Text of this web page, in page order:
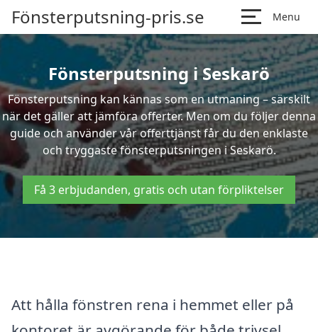
Fönsterputsning-pris.se Menu
Fönsterputsning i Seskarö
Fönsterputsning kan kännas som en utmaning – särskilt
när det gäller att jämföra offerter. Men om du följer denna
guide och använder vår offerttjänst får du den enklaste
och tryggaste fönsterputsningen i Seskarö.
Få 3 erbjudanden, gratis och utan förpliktelser
Att hålla fönstren rena i hemmet eller på